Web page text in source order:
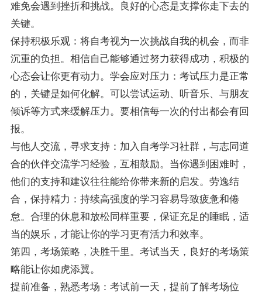
难免会遇到挫折和挑战。良好的心态是支撑你走下去的
关键。
保持积极乐观：将自考视为一次挑战自我的机会，而非
沉重的负担。相信自己能够通过努力获得成功，积极的
心态会让你更有动力。学会应对压力：考试压力是正常
的，关键是如何化解。可以尝试运动、听音乐、与朋友
倾诉等方式来缓解压力。要相信每一次的付出都会有回
报。
与他人交流，寻求支持：加入自考学习社群，与志同道
合的伙伴交流学习经验，互相鼓励。当你遇到困难时，
他们的支持和建议往往能给你带来新的启发。劳逸结
合，保持精力：持续高强度的学习容易导致疲惫和倦
怠。合理的休息和放松同样重要，保证充足的睡眠，适
当的娱乐，才能让你的学习更有活力和效率。
第四，考场策略，决胜千里。考试当天，良好的考场策
略能让你如虎添翼。
提前准备，熟悉考场：考试前一天，提前了解考场位